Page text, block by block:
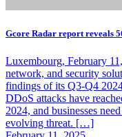
Gcore Radar report reveals
Luxembourg, February
network, and security
findings of its Q3-Q4
DDoS attacks have
2024, and businesses
evolving threat. […]